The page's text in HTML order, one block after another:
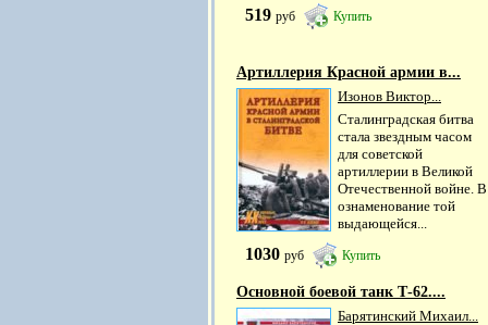
519 руб Купить
Артиллерия Красной армии в...
Изонов Виктор...
Сталинградская битва
стала звездным часом
для советской
артиллерии в Великой
Отечественной войне. В
ознаменование той
выдающейся...
1030 руб Купить
Основной боевой танк Т-62....
Барятинский Михаил...